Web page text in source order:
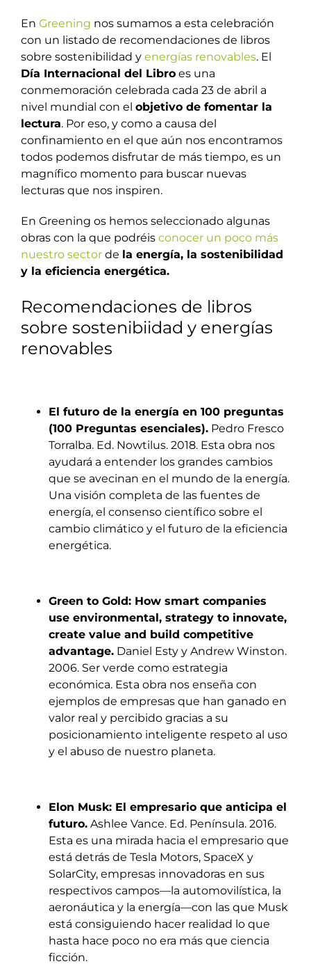
En Greening nos sumamos a esta celebración
con un listado de recomendaciones de libros
sobre sostenibilidad y energías renovables. El
Día Internacional del Libro es una
conmemoración celebrada cada 23 de abril a
nivel mundial con el objetivo de fomentar la
lectura. Por eso, y como a causa del
confinamiento en el que aún nos encontramos
todos podemos disfrutar de más tiempo, es un
magnífico momento para buscar nuevas
lecturas que nos inspiren.
En Greening os hemos seleccionado algunas
obras con la que podréis conocer un poco más
nuestro sector de la energía, la sostenibilidad
y la eficiencia energética.
Recomendaciones de libros
sobre sostenibiidad y energías
renovables
El futuro de la energía en 100 preguntas
(100 Preguntas esenciales). Pedro Fresco
Torralba. Ed. Nowtilus. 2018. Esta obra nos
ayudará a entender los grandes cambios
que se avecinan en el mundo de la energía.
Una visión completa de las fuentes de
energía, el consenso científico sobre el
cambio climático y el futuro de la eficiencia
energética.
Green to Gold: How smart companies
use environmental, strategy to innovate,
create value and build competitive
advantage. Daniel Esty y Andrew Winston.
2006. Ser verde como estrategia
económica. Esta obra nos enseña con
ejemplos de empresas que han ganado en
valor real y percibido gracias a su
posicionamiento inteligente respeto al uso
y el abuso de nuestro planeta.
Elon Musk: El empresario que anticipa el
futuro. Ashlee Vance. Ed. Península. 2016.
Esta es una mirada hacia el empresario que
está detrás de Tesla Motors, SpaceX y
SolarCity, empresas innovadoras en sus
respectivos campos—la automovilística, la
aeronáutica y la energía—con las que Musk
está consiguiendo hacer realidad lo que
hasta hace poco no era más que ciencia
ficción.